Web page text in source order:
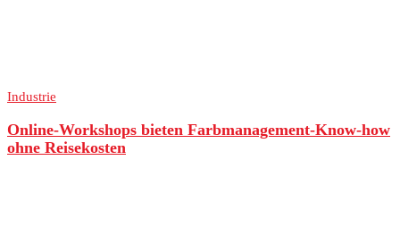
Industrie
Online-Workshops bieten Farbmanagement-Know-how
ohne Reisekosten